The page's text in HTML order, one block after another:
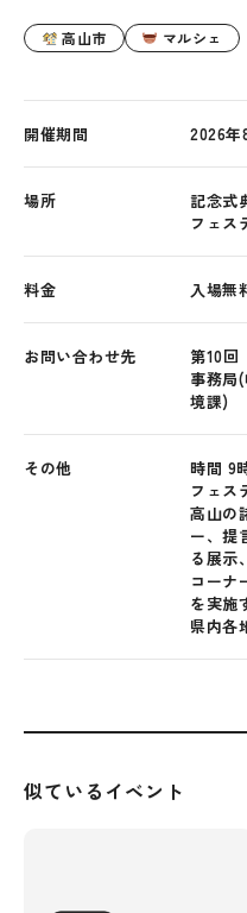
高山市 マルシェ
開催期間 2026年
場所
記念式
フェス
料金 入場無
お問い合わせ先
第10回
事務局
境課)
その他
時間 9
フェス
高山の
ー、提
る展示
コーナ
を実施
県内各
似ているイベント